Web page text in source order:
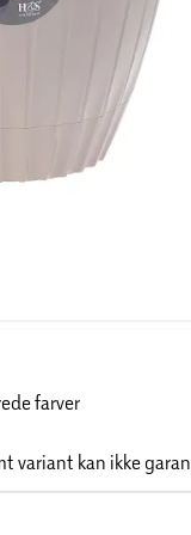
farver
variant kan ikke